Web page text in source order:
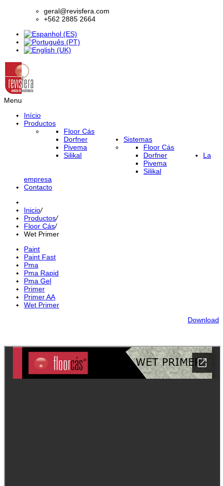
geral@revisfera.com
+562 2885 2664
Menu
Início
Productos
Floor Cás
Dorfner
Pivema
Silikal
Sistemas
Floor Cás
Dorfner
Pivema
Silikal
La
empresa
Contacto
Inicio/
Productos/
Floor Cás/
Wet Primer
Paint
Paint Fast
Pma
Pma Rapid
Pma Gel
Primer
Primer AA
Wet Primer
Download